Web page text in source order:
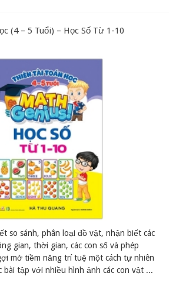
(4 – 5 Tuổi) – Học Số Từ 1-10
so sánh, phân loại đồ vật, nhận biết các
gian, thời gian, các con số và phép
mở tiềm năng trí tuệ một cách tự nhiên
bài tập với nhiều hình ảnh các con vật ...